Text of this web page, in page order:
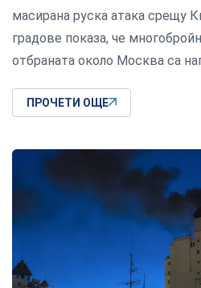
масирана руска атака срещу
градове показа, че
отбраната около Москва са
ПРОЧЕТИ ОЩЕ